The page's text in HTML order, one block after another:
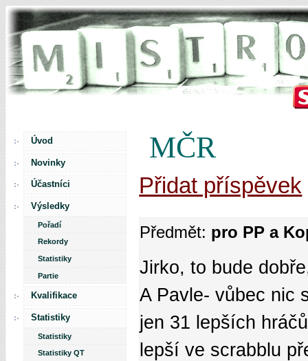
Úvod
Novinky
Účastníci
Výsledky
Pořadí
Rekordy
Statistiky
Partie
Kvalifikace
Statistiky
Statistiky
Statistiky QT
MČR
Přidat příspěvek
Předmět: pro PP a
Jirko, to bude
A Pavle- vůbec nic
jen 31 lepších
lepší ve scrabblu